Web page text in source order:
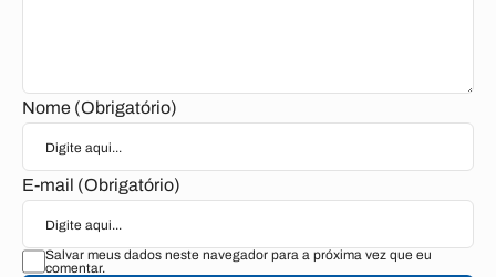
Nome (Obrigatório)
E-mail (Obrigatório)
Salvar meus dados neste navegador para a próxima vez que eu
comentar.